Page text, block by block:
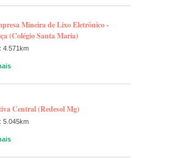
Mineira de Lixo Eletrônico -
(Colégio Santa Maria)
4.571km
Central (Redesol Mg)
5.045km